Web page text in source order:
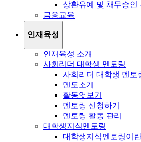
상환유예 및 채무승인
금융교육
인재육성
인재육성 소개
사회리더 대학생 멘토링
사회리더 대학생 멘토
멘토소개
활동엿보기
멘토링 신청하기
멘토링 활동 관리
대학생지식멘토링
대학생지식멘토링이란